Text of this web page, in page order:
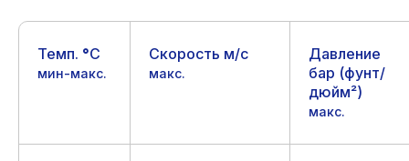
Темп. °C
мин-макс.
Скорость м/с
макс.
Давление
бар (фунт/
дюйм²)
макс.